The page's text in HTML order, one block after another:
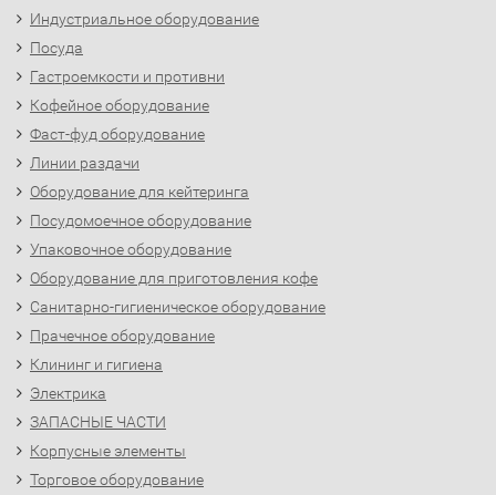
Индустриальное оборудование
Посуда
Гастроемкости и противни
Кофейное оборудование
Фаст-фуд оборудование
Линии раздачи
Оборудование для кейтеринга
Посудомоечное оборудование
Упаковочное оборудование
Оборудование для приготовления кофе
Санитарно-гигиеническое оборудование
Прачечное оборудование
Клининг и гигиена
Электрика
ЗАПАСНЫЕ ЧАСТИ
Корпусные элементы
Торговое оборудование